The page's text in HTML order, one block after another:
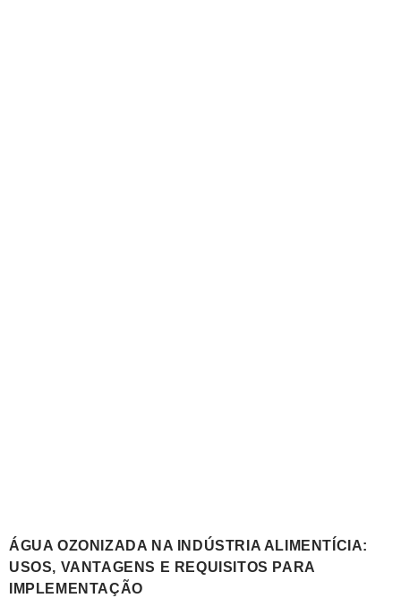
ÁGUA OZONIZADA NA INDÚSTRIA ALIMENTÍCIA:
USOS, VANTAGENS E REQUISITOS PARA
IMPLEMENTAÇÃO